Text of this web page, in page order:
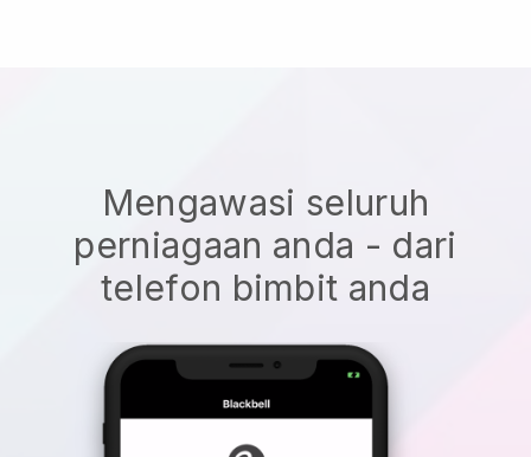
Mengawasi seluruh
perniagaan anda - dari
telefon bimbit anda